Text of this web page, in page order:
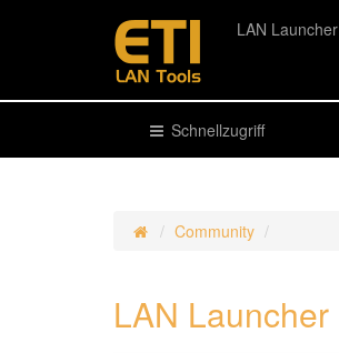
LAN Launcher
Schnellzugriff
Community
LAN Launcher